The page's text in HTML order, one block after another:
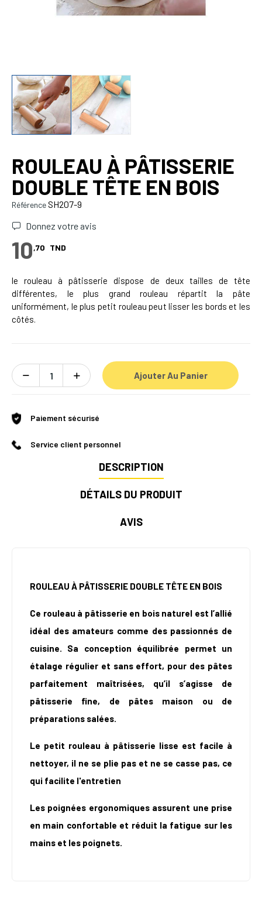
ROULEAU À PÂTISSERIE
DOUBLE TÊTE EN BOIS
RéférenceSH207-9
Donnez votre avis
10,70 TND
le rouleau à pâtisserie dispose de deux tailles de tête
différentes, le plus grand rouleau répartit la pâte
uniformément, le plus petit rouleau peut lisser les bords et les
côtés.
Ajouter Au Panier
Paiement sécurisé
Service client personnel
DESCRIPTION
DÉTAILS DU PRODUIT
AVIS
ROULEAU À PÂTISSERIE DOUBLE TÊTE EN BOIS
Ce rouleau à pâtisserie en bois naturel est l’allié
idéal des amateurs comme des passionnés de
cuisine. Sa conception équilibrée permet un
étalage régulier et sans effort, pour des pâtes
parfaitement maîtrisées, qu’il s’agisse de
pâtisserie fine, de pâtes maison ou de
préparations salées.
Le petit rouleau à pâtisserie lisse est facile à
nettoyer, il ne se plie pas et ne se casse pas, ce
qui facilite l'entretien
Les poignées ergonomiques assurent une prise
en main confortable et réduit la fatigue sur les
mains et les poignets.